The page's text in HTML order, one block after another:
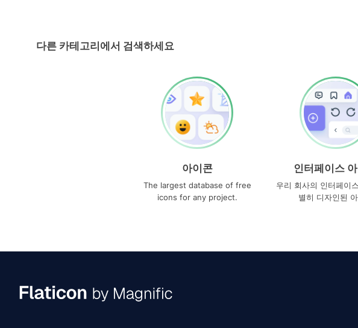
다른 카테고리에서 검색하세요
아이콘
The largest database of free
icons for any project.
인터페이스
우리 회사의 인터페이
별히 디자인된